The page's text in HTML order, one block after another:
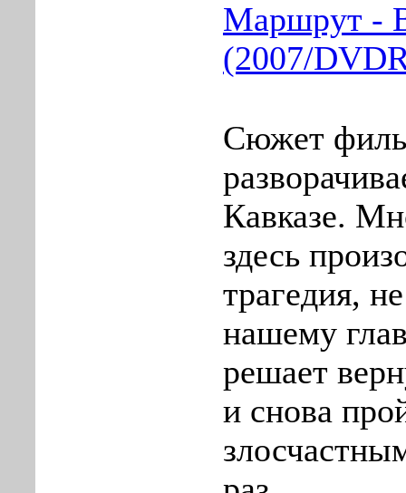
Маршрут -
(2007/
Сюжет
Кавказе.
здесь
трагедия,
нашему
решает
и снова